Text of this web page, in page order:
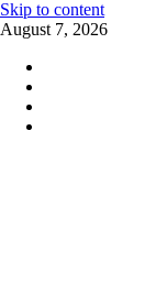
Skip to content
August 7, 2026